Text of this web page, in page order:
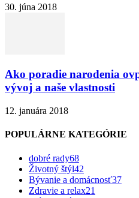
30. júna 2018
Ako poradie narodenia
vývoj a naše vlastnosti
12. januára 2018
POPULÁRNE KATEGÓRIE
dobré rady68
Životný štýl42
Bývanie a domácnosť37
Zdravie a relax21